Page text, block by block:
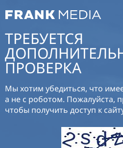
ТРЕБУЕТСЯ
ПРОВЕРКА
Мы хотим убедиться, что
а не с роботом. Пожалуйста,
чтобы получить доступ к